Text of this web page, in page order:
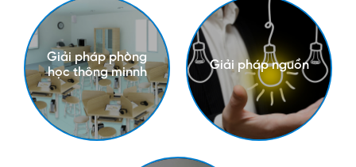
Giải pháp phòng
học thông minnh
Giải pháp nguồn